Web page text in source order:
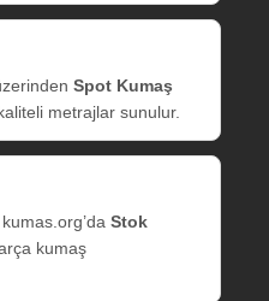
Spot Kumaş
metrajlar sunulur.
Stok
kumaş